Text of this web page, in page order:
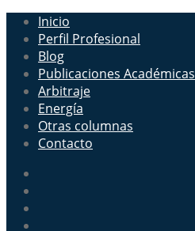
Inicio
Perfil Profesional
Blog
Publicaciones Académicas
Arbitraje
Energía
Otras columnas
Contacto